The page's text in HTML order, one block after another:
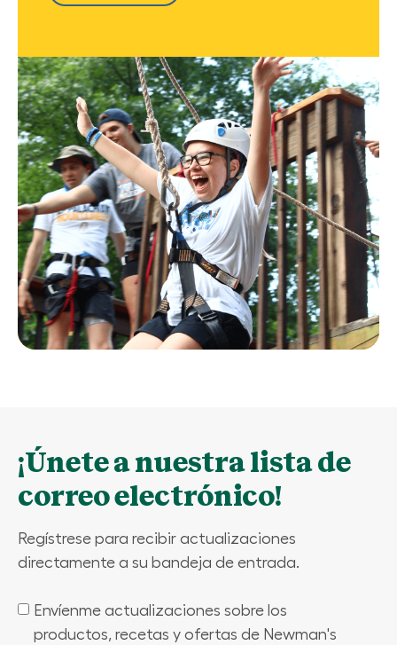
¡Únete a nuestra lista de
correo electrónico!
Regístrese para recibir actualizaciones
directamente a su bandeja de entrada.
(Required)
Envíenme actualizaciones sobre los
productos, recetas y ofertas de Newman's